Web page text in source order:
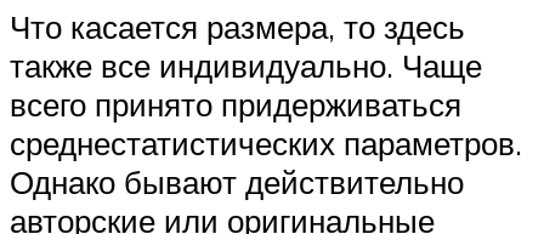
Что касается размера, то здесь
также все индивидуально. Чаще
всего принято придерживаться
среднестатистических параметров.
Однако бывают действительно
авторские или оригинальные